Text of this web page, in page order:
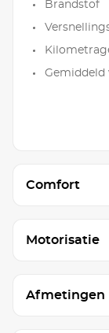
Brandstof
Gemiddeld
Comfort
Motorisatie
Afmetingen